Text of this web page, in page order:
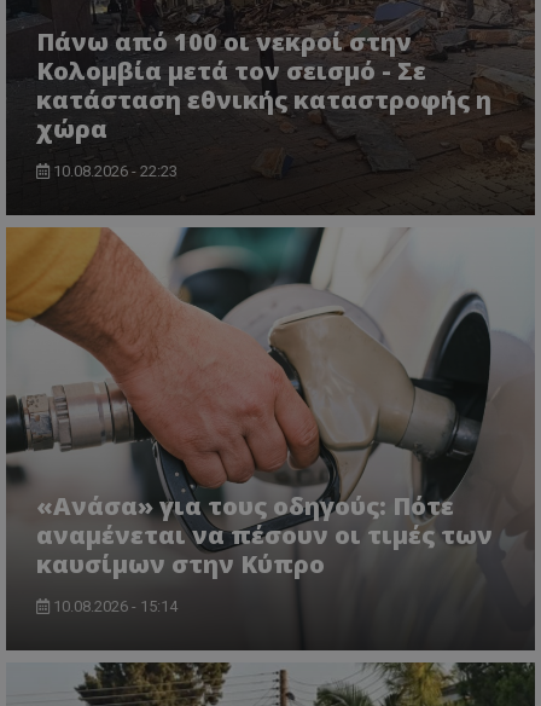
Πάνω από 100 οι νεκροί στην
Κολομβία μετά τον σεισμό - Σε
κατάσταση εθνικής καταστροφής η
χώρα
10.08.2026 - 22:23
«Ανάσα» για τους οδηγούς: Πότε
αναμένεται να πέσουν οι τιμές των
καυσίμων στην Κύπρο
10.08.2026 - 15:14
Ονοματεπώνυμο
Προμηθευτής/Πεδίο
usprivacy
.lifenewscy.tothemaonline.com
ASP.NET_SessionId
Microsoft Corporation
VISITOR_PRIVACY_METADATA
YouTube
.youtube.com